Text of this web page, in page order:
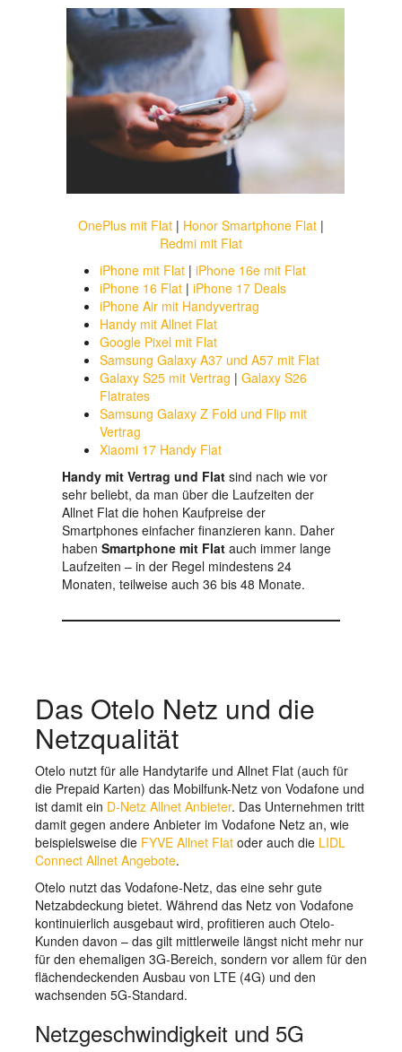
OnePlus mit Flat | Honor Smartphone Flat |
Redmi mit Flat
iPhone mit Flat | iPhone 16e mit Flat
iPhone 16 Flat | iPhone 17 Deals
iPhone Air mit Handyvertrag
Handy mit Allnet Flat
Google Pixel mit Flat
Samsung Galaxy A37 und A57 mit Flat
Galaxy S25 mit Vertrag | Galaxy S26
Flatrates
Samsung Galaxy Z Fold und Flip mit
Vertrag
Xiaomi 17 Handy Flat
Handy mit Vertrag und Flat sind nach wie vor
sehr beliebt, da man über die Laufzeiten der
Allnet Flat die hohen Kaufpreise der
Smartphones einfacher finanzieren kann. Daher
haben Smartphone mit Flat auch immer lange
Laufzeiten – in der Regel mindestens 24
Monaten, teilweise auch 36 bis 48 Monate.
Das Otelo Netz und die
Netzqualität
Otelo nutzt für alle Handytarife und Allnet Flat (auch für
die Prepaid Karten) das Mobilfunk-Netz von Vodafone und
ist damit ein D-Netz Allnet Anbieter. Das Unternehmen tritt
damit gegen andere Anbieter im Vodafone Netz an, wie
beispielsweise die FYVE Allnet Flat oder auch die LIDL
Connect Allnet Angebote.
Otelo nutzt das Vodafone-Netz, das eine sehr gute
Netzabdeckung bietet. Während das Netz von Vodafone
kontinuierlich ausgebaut wird, profitieren auch Otelo-
Kunden davon – das gilt mittlerweile längst nicht mehr nur
für den ehemaligen 3G-Bereich, sondern vor allem für den
flächendeckenden Ausbau von LTE (4G) und den
wachsenden 5G-Standard.
Netzgeschwindigkeit und 5G